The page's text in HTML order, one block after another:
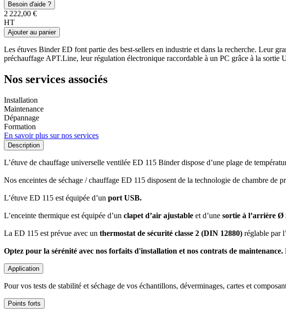
Besoin d'aide ?
2 222,00 €
HT
Ajouter au panier
Les étuves Binder ED font partie des best-sellers en industrie et dans la recherche. Leur
préchauffage APT.Line, leur régulation électronique raccordable à un PC grâce à la
Nos services associés
Installation
Maintenance
Dépannage
Formation
En savoir plus sur nos services
Description
L’étuve de chauffage universelle ventilée ED 115 Binder dispose d’une plage de
Nos enceintes de séchage / chauffage ED 115 disposent de la technologie de chambre de
L’étuve ED 115 est équipée d’un port USB.
L’enceinte thermique est équipée d’un clapet d’air ajustable et d’une sortie à l’arrière Ø
La ED 115 est prévue avec un thermostat de sécurité classe 2 (DIN 12880) réglable par
Optez pour la sérénité avec nos forfaits d'installation et nos contrats de
Application
Pour vos tests de stabilité et séchage de vos échantillons, déverminages, cartes et
Points forts